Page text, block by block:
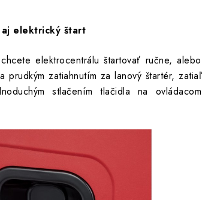
aj elektrický štart
elektrocentrálu štartovať ručne, alebo
prudkým zatiahnutím za lanový štartér, zatiaľ
stlačením tlačidla na ovládacom